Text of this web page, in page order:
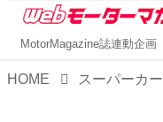
MotorMagazine誌連動企画
HOME スーパーカー